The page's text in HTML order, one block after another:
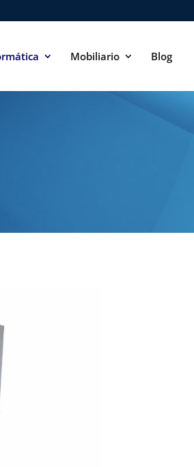
Mobiliario Blog